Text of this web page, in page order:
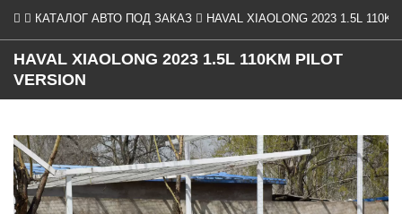
КАТАЛОГ АВТО ПОД ЗАКАЗ HAVAL XIAOLONG 2023 1.5L
HAVAL XIAOLONG 2023 1.5L 110KM PILOT
VERSION